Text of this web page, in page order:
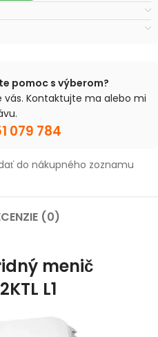
pomoc s výberom?
vás. Kontaktujte ma alebo mi
079 784
do nákupného zoznamu
(0)
menič
L1